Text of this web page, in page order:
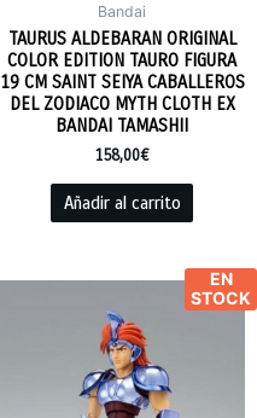
Bandai
TAURUS ALDEBARAN ORIGINAL
COLOR EDITION TAURO FIGURA
19 CM SAINT SEIYA CABALLEROS
DEL ZODIACO MYTH CLOTH EX
BANDAI TAMASHII
158,00€
Añadir al carrito
EN
STOCK